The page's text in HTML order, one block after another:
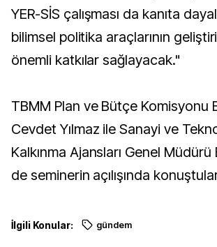
YER-SİS çalışması da kanıta
bilimsel politika araçlarının
önemli katkılar sağlayacak."
TBMM Plan ve Bütçe Komisyonu
Cevdet Yılmaz ile Sanayi ve
Kalkınma Ajansları Genel Müdürü
de seminerin açılışında
İlgili Konular: gündem